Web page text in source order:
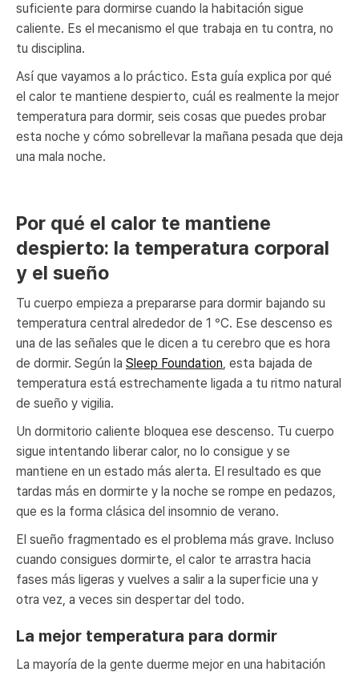
suficiente para dormirse cuando la habitación sigue
caliente. Es el mecanismo el que trabaja en tu contra, no
tu disciplina.
Así que vayamos a lo práctico. Esta guía explica por qué
el calor te mantiene despierto, cuál es realmente la mejor
temperatura para dormir, seis cosas que puedes probar
esta noche y cómo sobrellevar la mañana pesada que deja
una mala noche.
Por qué el calor te mantiene
despierto: la temperatura corporal
y el sueño
Tu cuerpo empieza a prepararse para dormir bajando su
temperatura central alrededor de 1 °C. Ese descenso es
una de las señales que le dicen a tu cerebro que es hora
de dormir. Según la Sleep Foundation, esta bajada de
temperatura está estrechamente ligada a tu ritmo natural
de sueño y vigilia.
Un dormitorio caliente bloquea ese descenso. Tu cuerpo
sigue intentando liberar calor, no lo consigue y se
mantiene en un estado más alerta. El resultado es que
tardas más en dormirte y la noche se rompe en pedazos,
que es la forma clásica del insomnio de verano.
El sueño fragmentado es el problema más grave. Incluso
cuando consigues dormirte, el calor te arrastra hacia
fases más ligeras y vuelves a salir a la superficie una y
otra vez, a veces sin despertar del todo.
La mejor temperatura para dormir
La mayoría de la gente duerme mejor en una habitación